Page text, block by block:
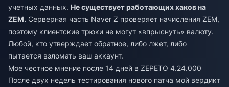
учетных данных. Не существует работающих хаков на
ZEM. Серверная часть Naver Z проверяет начисления ZEM,
поэтому клиентские трюки не могут «впрыснуть» валюту.
Любой, кто утверждает обратное, либо лжет, либо
пытается взломать ваш аккаунт.
Мое честное мнение после 14 дней в ZEPETO 4.24.000
После двух недель тестирования нового патча мой вердикт